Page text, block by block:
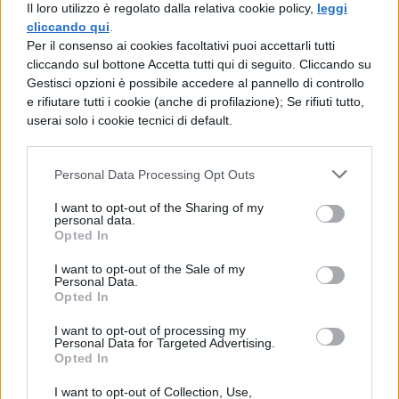
Il loro utilizzo è regolato dalla relativa cookie policy, leggi
cliccando qui
Per il consenso ai cookies facoltativi puoi accettarli tutti
cliccando sul bottone Accetta tutti qui di seguito. Cliccando su
Gestisci opzioni è possibile accedere al pannello di controllo
e rifiutare tutti i cookie (anche di profilazione); Se rifiuti tutto,
userai solo i cookie tecnici di default.
Personal Data Processing Opt Outs
I want to opt-out of the Sharing of my
personal data.
Opted In
I want to opt-out of the Sale of my
Personal Data.
Opted In
I want to opt-out of processing my
Personal Data for Targeted Advertising.
Opted In
I want to opt-out of Collection, Use,
Man mano che il gioco procede alcuni
giocatori rimarranno senza vite e, per
questo, il mazziere non darà loro alcuna
carta. Attenzione però: i cavalli e i fanti
potrebbero dare a qualche fortunato
una seconda (se non una terza!)
opportunità
Ricorda: solo il mazziere può
comunicare con coloro che sono stati
vedremo, gli eliminati si chiamano i
morti!), altrimenti si perde una vita!
rimasto vince il piatto e la partita.
l’ultimo rimasto!